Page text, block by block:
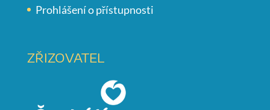
Prohlášení o přístupnosti
ZŘIZOVATEL